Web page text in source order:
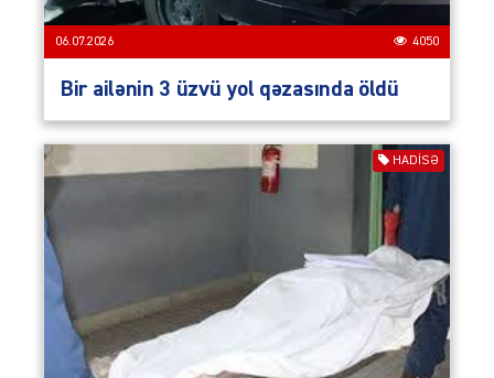
06.07.2026 4050
Bir ailənin 3 üzvü yol qəzasında öldü
HADISƏ